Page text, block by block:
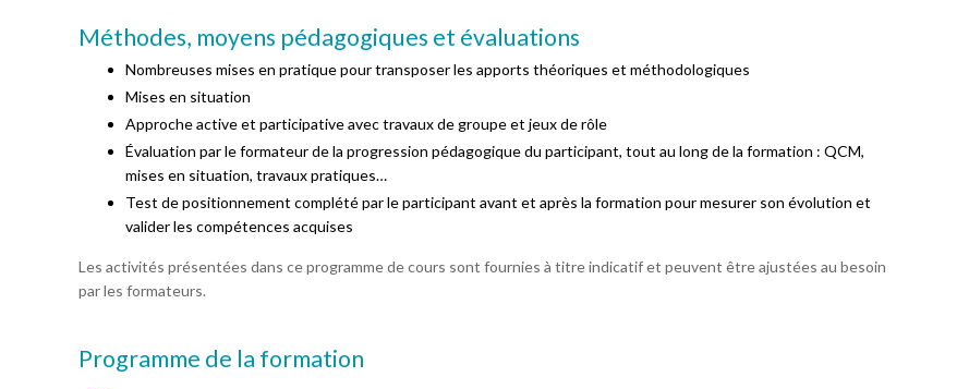
Méthodes, moyens pédagogiques et évaluations
Nombreuses mises en pratique pour transposer les apports théoriques et méthodologiques
Mises en situation
Approche active et participative avec travaux de groupe et jeux de rôle
Évaluation par le formateur de la progression pédagogique du participant, tout au long de la formation : QCM,
mises en situation, travaux pratiques…
Test de positionnement complété par le participant avant et après la formation pour mesurer son évolution et
valider les compétences acquises
Les activités présentées dans ce programme de cours sont fournies à titre indicatif et peuvent être ajustées au besoin
par les formateurs.
Programme de la formation